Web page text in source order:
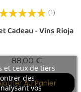
et ceux de tiers
des
vos
(1)
Cadeau - Vins Rioja
88,00 €Prix
Au Panier